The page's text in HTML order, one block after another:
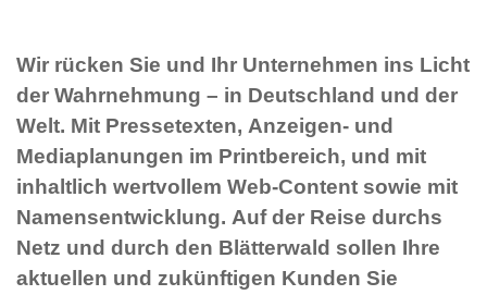
Wir rücken Sie und Ihr Unternehmen ins Licht
der Wahrnehmung – in Deutschland und der
Welt. Mit Pressetexten, Anzeigen- und
Mediaplanungen im Printbereich, und mit
inhaltlich wertvollem Web-Content sowie mit
Namensentwicklung. Auf der Reise durchs
Netz und durch den Blätterwald sollen Ihre
aktuellen und zukünftigen Kunden Sie